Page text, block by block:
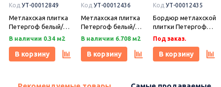
Код УТ-00012849
Метлахская плитка
Петергоф белый/
черный (001/013)
(Керамарк)
В наличии 0.34 м2
В корзину
Код УТ-00012436
Метлахская плитка
Петергоф белый/
черный (001/013)
(Керамарк)
В наличии 6.708 м2
В корзину
Код УТ-00012435
Бордюр метлахской
плитки Петергоф
белый/черный
(001/013) 30,9х15,8,
Keramark (Керамарк)
Под заказ.
В корзину